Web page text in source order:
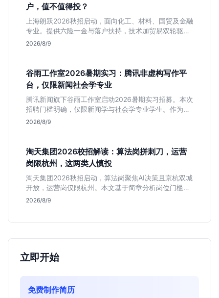
户，值不值得投？
上海朗跃2026秋招启动，面向化工、材料、国贸及金融
专业。提供六险一金与落户扶持，技术加贸易双轮驱动
模式稳定性高。本文解读岗位需求与福利含金量，帮应
2026/8/9
谷雨工作室2026暑期实习：腾讯非虚构写作平
台，仅限新闻社会学专业
腾讯新闻旗下谷雨工作室启动2026暑期实习招募。本次
招聘门槛明确，仅限新闻学与社会学专业学生。作为深
耕非虚构写作的头部团队，该岗位提供独立发稿机会与
2026/8/9
淘天集团2026校招解读：算法岗拼刺刀，运营
岗限杭州，这两类人慎投
淘天集团2026秋招启动，算法岗聚焦AI决策且京杭双城
开放，运营岗仅限杭州。本文基于简章分析岗位门槛、
薪资行情及适合人群，帮应届生判断是否值得投递。
2026/8/9
立即开始
免费制作简历